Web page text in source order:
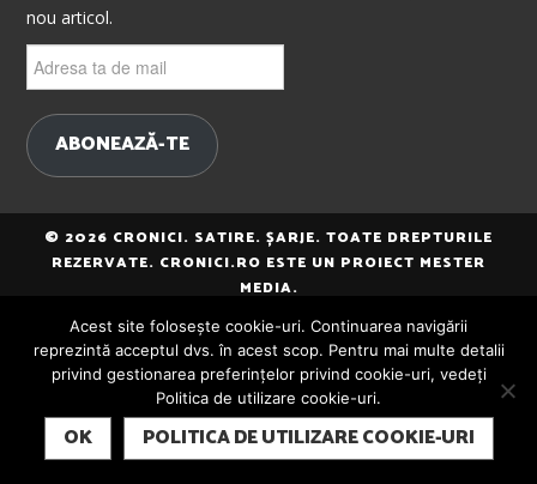
nou articol.
ta
mail
ABONEAZĂ-TE
© 2026 CRONICI. SATIRE. ȘARJE. TOATE DREPTURILE
REZERVATE. CRONICI.RO ESTE UN PROIECT MESTER
MEDIA.
SUBSCRIBE
Acest site folosește cookie-uri. Continuarea navigării
reprezintă acceptul dvs. în acest scop. Pentru mai multe detalii
privind gestionarea preferințelor privind cookie-uri, vedeți
Politica de utilizare cookie-uri.
OK POLITICA DE UTILIZARE COOKIE-URI